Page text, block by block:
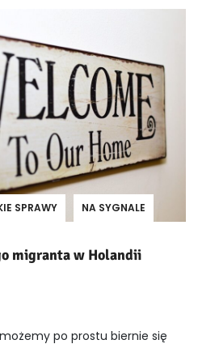
SPRAWY NA SYGNALE
migranta w Holandii
po prostu biernie się